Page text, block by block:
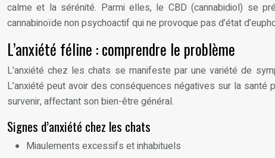
calme et la sérénité. Parmi elles, le CBD (cannabidiol) se
cannabinoïde non psychoactif qui ne provoque pas d’état
L’anxiété féline : comprendre le problème
L’anxiété chez les chats se manifeste par une variété de
L’anxiété peut avoir des conséquences négatives sur la
survenir, affectant son bien-être général.
Signes d’anxiété chez les chats
Miaulements excessifs et inhabituels